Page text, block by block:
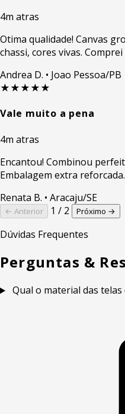
4m atras
Otima qualidade! Canvas
chassi, cores vivas.
Andrea D. • Joao Pessoa/PB
★★★★★
Vale muito a pena
4m atras
Encantou! Combinou
Embalagem extra
Renata B. • Aracaju/SE
← Anterior 1 / 2 Próximo →
Dúvidas Frequentes
Perguntas &
Qual o material das telas